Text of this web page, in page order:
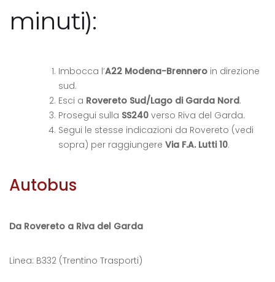
minuti):
Imbocca l’A22 Modena-Brennero in direzione
sud.
Esci a Rovereto Sud/Lago di Garda Nord.
Prosegui sulla SS240 verso Riva del Garda.
Segui le stesse indicazioni da Rovereto (vedi
sopra) per raggiungere Via F.A. Lutti 10.
Autobus
Da Rovereto a Riva del Garda
Linea: B332 (Trentino Trasporti)